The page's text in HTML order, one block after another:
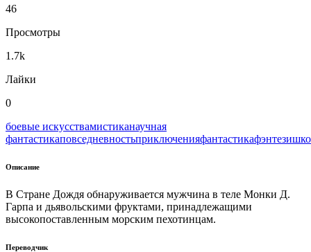
46
Просмотры
1.7k
Лайки
0
боевые искусствамистиканаучная
фантастикаповседневностьприключенияфантастикафэнтези
Описание
В Стране Дождя обнаруживается мужчина в теле Монки Д.
Гарпа и дьявольскими фруктами, принадлежащими
высокопоставленным морским пехотинцам.
Переводчик